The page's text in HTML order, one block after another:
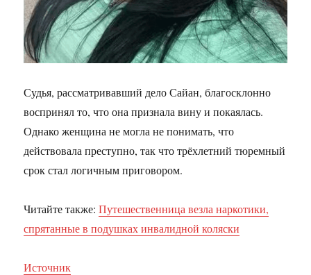
Судья, рассматривавший дело Сайан, благосклонно
воспринял то, что она признала вину и покаялась.
Однако женщина не могла не понимать, что
действовала преступно, так что трёхлетний тюремный
срок стал логичным приговором.
Читайте также:Путешественница везла наркотики,
спрятанные в подушках инвалидной коляски
Источник